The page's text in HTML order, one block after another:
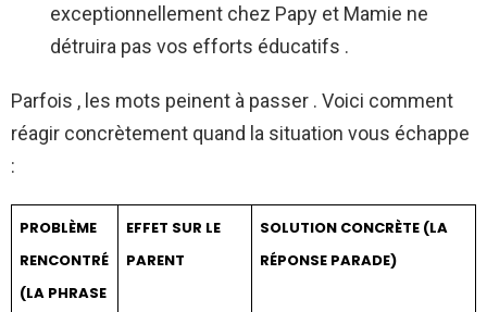
exceptionnellement chez Papy et Mamie ne
détruira pas vos efforts éducatifs .
Parfois , les mots peinent à passer . Voici comment
réagir concrètement quand la situation vous échappe
:
PROBLÈME
RENCONTRÉ
(LA PHRASE
EFFET SUR LE
PARENT
SOLUTION CONCRÈTE (LA
RÉPONSE PARADE)